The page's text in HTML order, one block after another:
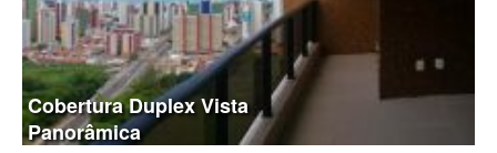
Cobertura Duplex Vista
Panorâmica